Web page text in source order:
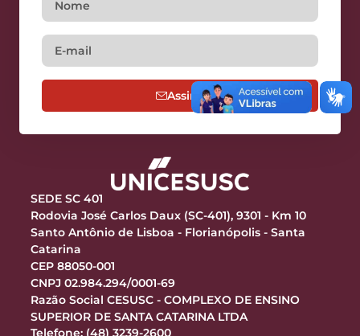
Assine
SEDE SC 401
Rodovia José Carlos Daux (SC-401), 9301 - Km 10
Santo Antônio de Lisboa - Florianópolis - Santa
Catarina
CEP 88050-001
CNPJ 02.984.294/0001-69
Razão Social CESUSC - COMPLEXO DE ENSINO
SUPERIOR DE SANTA CATARINA LTDA